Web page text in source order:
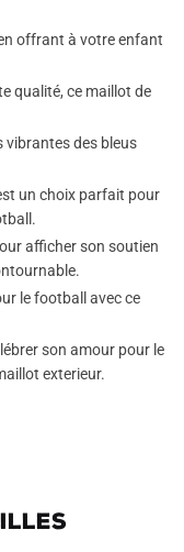
offrant à votre enfant
qualité, ce maillot de
vibrantes des bleus
un choix parfait pour
afficher son soutien
le football avec ce
son amour pour le
exterieur.